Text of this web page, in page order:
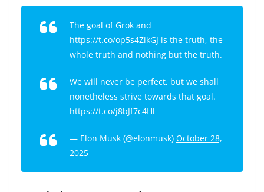
The goal of Grok and
https://t.co/op5s4ZikGJ is the truth, the
whole truth and nothing but the truth.
We will never be perfect, but we shall
nonetheless strive towards that goal.
https://t.co/j8bJf7c4Hl
— Elon Musk (@elonmusk) October 28,
2025